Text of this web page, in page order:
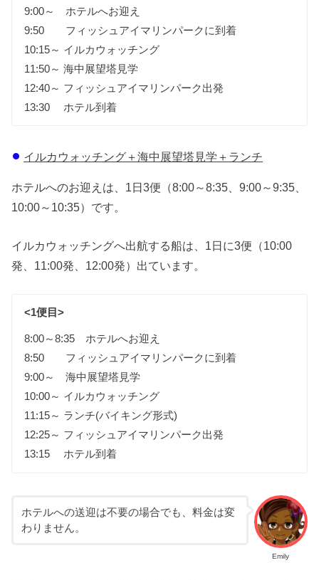
9:00～ ホテルへお迎え
9:50 フィッシュアイマリンパークに到着
10:15～ イルカウォッチング
11:50～ 海中展望塔見学
12:40～ フィッシュアイマリンパーク出発
13:30 ホテル到着
イルカウォッチング＋海中展望塔見学＋ランチ
ホテルへのお迎えは、1日3便（8:00～8:35、9:00～9:35、
10:00～10:35）です。
イルカウォッチングへ出航する船は、1日に3便（10:00
発、11:00発、12:00発）出ています。
<1便目>
8:00～8:35 ホテルへお迎え
8:50 フィッシュアイマリンパークに到着
9:00～ 海中展望塔見学
10:00～ イルカウォッチング
11:15～ ランチ(バイキング形式)
12:25～ フィッシュアイマリンパーク出発
13:15 ホテル到着
Emily
ホテルへの送迎は不要の場合でも、料金は変
わりません。